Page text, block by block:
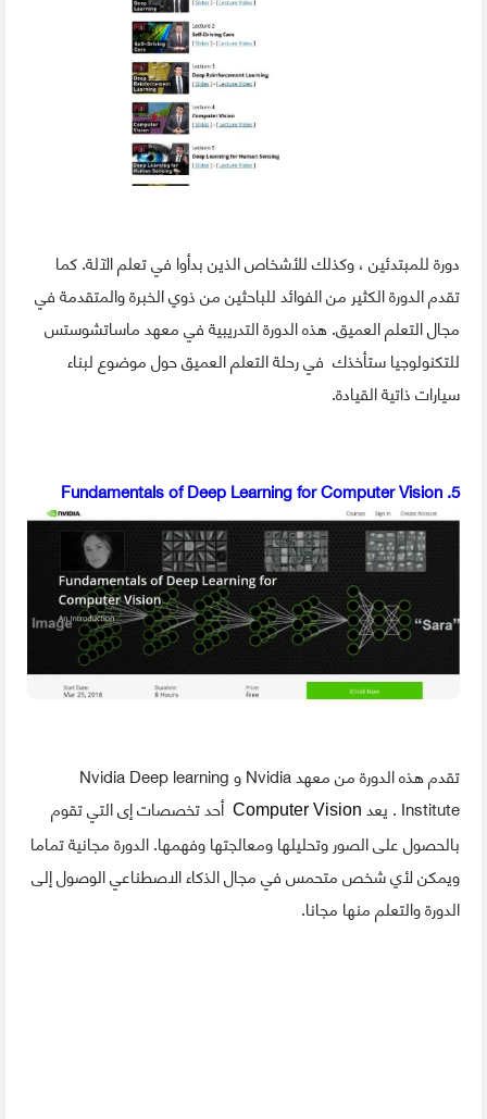
دورة للمبتدئين ، وكذلك للأشخاص الذين بدأوا في تعلم الآلة. كما
تقدم الدورة الكثير من الفوائد للباحثين من ذوي الخبرة والمتقدمة في
مجال التعلم العميق. هذه الدورة التدريبية في معهد ماساتشوستس
للتكنولوجيا ستأخذك في رحلة التعلم العميق حول موضوع لبناء
سيارات ذاتية القيادة.
5. Fundamentals of Deep Learning for Computer Vision
تقدم هذه الدورة من معهد Nvidia و Nvidia Deep learning
Institute . يعد
Computer Vision أحد تخصصات إى التي تقوم
بالحصول على الصور وتحليلها ومعالجتها وفهمها. الدورة مجانية تماما
ويمكن لأي شخص متحمس في مجال الذكاء الاصطناعي الوصول إلى
الدورة والتعلم منها مجانا.